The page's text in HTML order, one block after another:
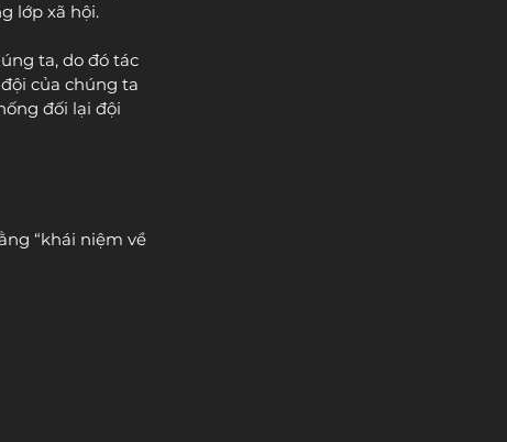
lớp xã hội.
ta, do đó tác
của chúng ta
đối lại đội
“khái niệm về